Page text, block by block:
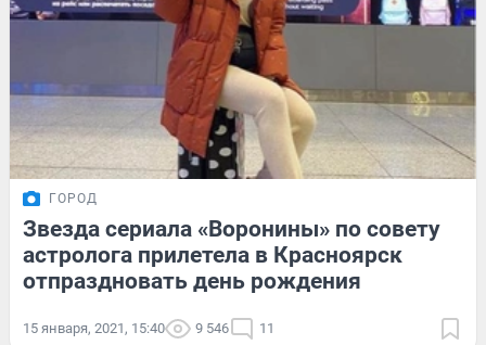
ГОРОД
Звезда сериала «Воронины» по совету
астролога прилетела в Красноярск
отпраздновать день рождения
15 января, 2021, 15:40 9 546 11